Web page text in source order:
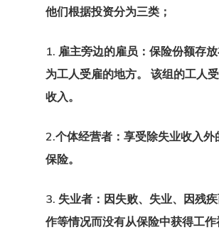
他们根据投资分为三类；
1. 雇主旁边的雇员： 保险份额存
为工人受雇的地方。 该组的工人
收入。
2.个体经营者： 享受除失业收入外
保险。
3. 失业者： 因失败、失业、因残
作等情况而没有从保险中获得工作
我
事
计
搜